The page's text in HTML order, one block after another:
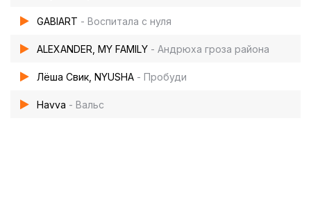
GABIART - Воспитала с нуля
ALEXANDER, MY FAMILY - Андрюха гроза района
Лёша Свик, NYUSHA - Пробуди
Havva - Вальс